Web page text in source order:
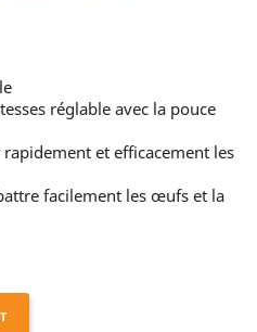
réglable avec la pouce
et efficacement les
facilement les œufs et la